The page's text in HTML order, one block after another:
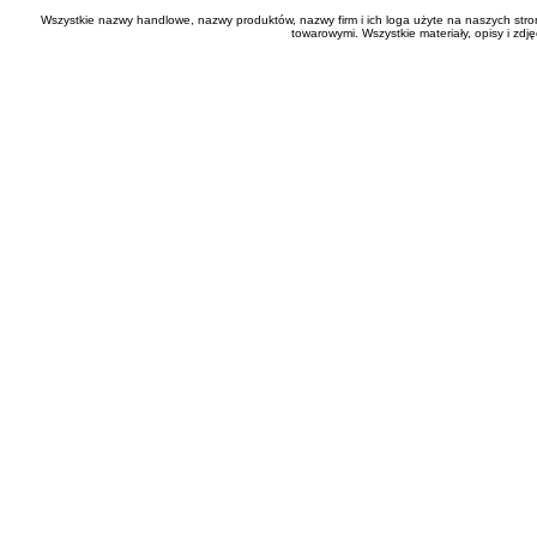
Wszystkie nazwy handlowe, nazwy produktów, nazwy firm i ich loga użyte na naszych
towarowymi. Wszystkie materiały, opisy i